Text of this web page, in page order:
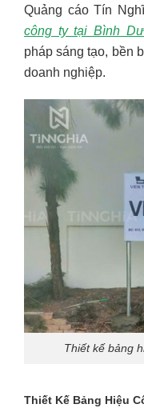
Quảng cáo Tín
công ty tại Bình
pháp sáng tạo, bền
doanh nghiệp.
Thiết kế bảng
Thiết Kế Bảng Hiệu